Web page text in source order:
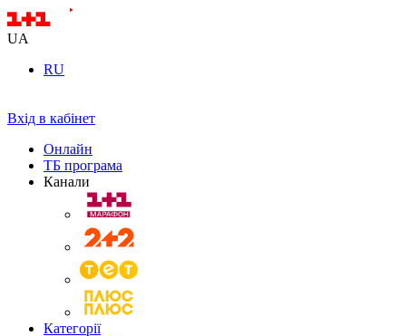
UA
RU
Вхід в кабінет
Онлайн
ТБ програма
Канали
Категорії